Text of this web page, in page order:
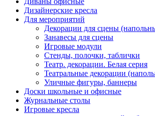
Дизайнерские кресла
Для мероприятий
Декорации для сцены
Занавесы для сцены
Игровые модули
Стенды, полочки, таблички
Театр. декорации. Белая серия
Театральные декорации
Уличные фигуры, баннеры
Доски школьные и офисные
Журнальные столы
Игровые кресла